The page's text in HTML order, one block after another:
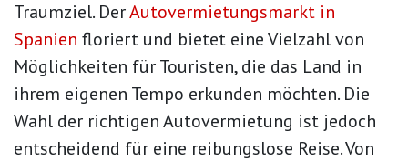
Traumziel. DerAutovermietungsmarkt in
Spanien floriert und bietet eine Vielzahl von
Möglichkeiten für Touristen, die das Land in
ihrem eigenen Tempo erkunden möchten. Die
Wahl der richtigen Autovermietung ist jedoch
entscheidend für eine reibungslose Reise. Von